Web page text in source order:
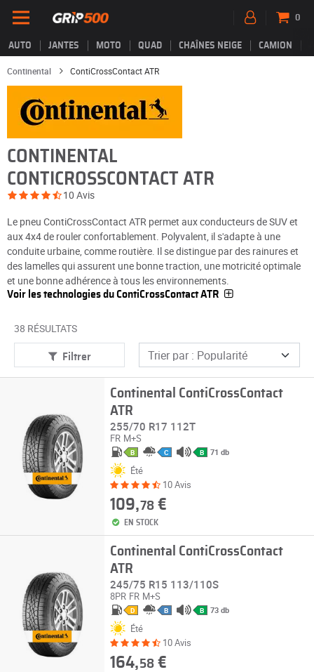
AUTO JANTES MOTO QUAD CHAÎNES NEIGE CAMION
0
Continental ContiCrossContact ATR
CONTINENTAL
CONTICROSSCONTACT ATR
10 Avis
Le pneu ContiCrossContact ATR permet aux conducteurs de SUV et
aux 4x4 de rouler confortablement. Polyvalent, il s'adapte à une
conduite urbaine, comme routière. Il se distingue par des rainures et
des lamelles qui assurent une bonne traction, une motricité optimale
et une bonne adhérence à tous les environnements.
Voir les technologies du ContiCrossContact ATR
38 RÉSULTATS
Filtrer
Continental ContiCrossContact
ATR
255/70 R17 112T
FR M+S
B C B 71 db
Été
10 Avis
109,78€
EN STOCK
Continental ContiCrossContact
ATR
245/75 R15 113/110S
8PR FR M+S
D B B 73 db
Été
10 Avis
164,58€